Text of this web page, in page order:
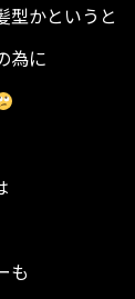
型かというと
為に
も